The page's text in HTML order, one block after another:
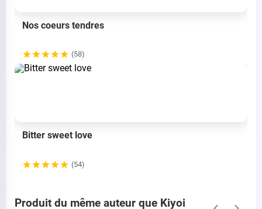
Nos coeurs tendres
(58)
Bitter sweet love
(54)
Produit du même auteur que Kiyoi